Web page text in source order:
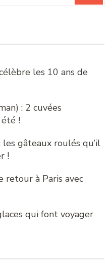
les 10 ans de
: 2 cuvées
!
les gâteaux roulés qu’il
!
retour à Paris avec
qui font voyager